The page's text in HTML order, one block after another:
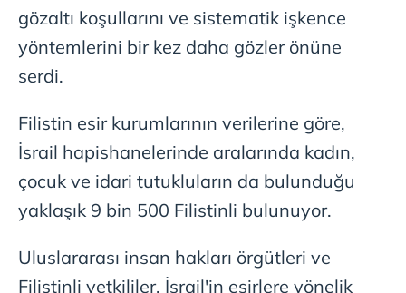
reklam/pazarlama faaliyetlerinin yapılması, amaçlarıyla
sınırlı olarak açık rızanız dahilinde kullanılacaktır.
vasıtasıyla belirleyebilirsiniz. Çerezlere ilişkin detaylı bilgi
Çerez Bilgilendirme
Metnimiziziyaret edebilirsiniz.
6698 sayılı Kişisel Verilerin Korunması Kanunu uyarınca
hazırlanmış Aydınlatma Metnimizi okumak ve sitemizde
almak için lütfen tıklayınız.
gözaltı koşullarını ve sistematik işkence
yöntemlerini bir kez daha gözler önüne
serdi.
Filistin esir kurumlarının verilerine göre,
İsrail hapishanelerinde aralarında kadın,
çocuk ve idari tutukluların da bulunduğu
yaklaşık 9 bin 500 Filistinli bulunuyor.
Uluslararası insan hakları örgütleri ve
Filistinli yetkililer, İsrail'in esirlere yönelik